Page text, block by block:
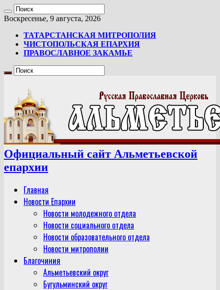
Воскресенье, 9 августа, 2026
ТАТАРСТАНСКАЯ МИТРОПОЛИЯ
ЧИСТОПОЛЬСКАЯ ЕПАРХИЯ
ПРАВОСЛАВНОЕ ЗАКАМЬЕ
Официальный сайт Альметьевской
епархии
Главная
Новости Епархии
Новости молодежного отдела
Новости социального отдела
Новости образовательного отдела
Новости митрополии
Благочиния
Альметьевский округ
Бугульминский округ